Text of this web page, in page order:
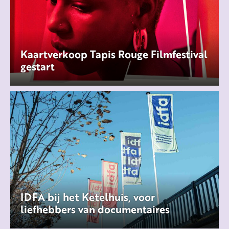
Kaartverkoop Tapis Rouge Filmfestival
gestart
IDFA bij het Ketelhuis, voor
liefhebbers van documentaires